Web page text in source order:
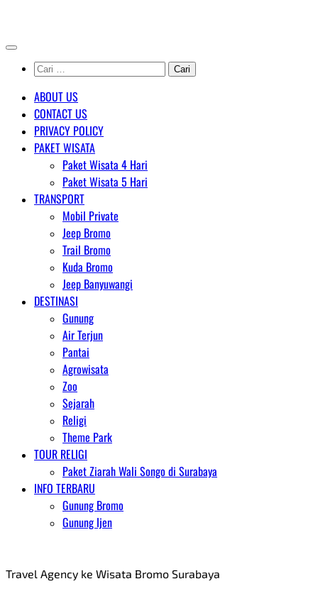
content
Cari
untuk:
ABOUT US
CONTACT US
PRIVACY POLICY
PAKET WISATA
Paket Wisata 4 Hari
Paket Wisata 5 Hari
TRANSPORT
Mobil Private
Jeep Bromo
Trail Bromo
Kuda Bromo
Jeep Banyuwangi
DESTINASI
Gunung
Air Terjun
Pantai
Agrowisata
Zoo
Sejarah
Religi
Theme Park
TOUR RELIGI
Paket Ziarah Wali Songo di Surabaya
INFO TERBARU
Gunung Bromo
Gunung Ijen
Travel Agency ke Wisata Bromo Surabaya